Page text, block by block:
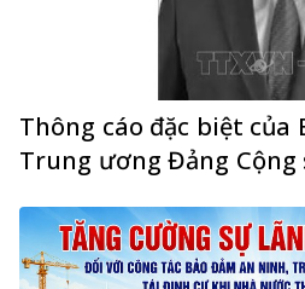
Thông cáo đặc biệt của
Trung ương Đảng Cộng